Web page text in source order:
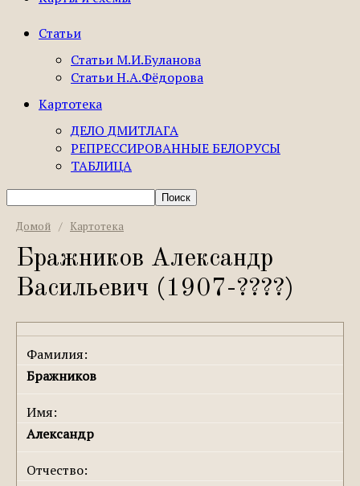
Статьи
Статьи М.И.Буланова
Статьи Н.А.Фёдорова
Картотека
ДЕЛО ДМИТЛАГА
РЕПРЕССИРОВАННЫЕ БЕЛОРУСЫ
ТАБЛИЦА
Домой / Картотека
Бражников Александр
Васильевич (1907-????)
Фамилия:
Бражников
Имя:
Александр
Отчество: